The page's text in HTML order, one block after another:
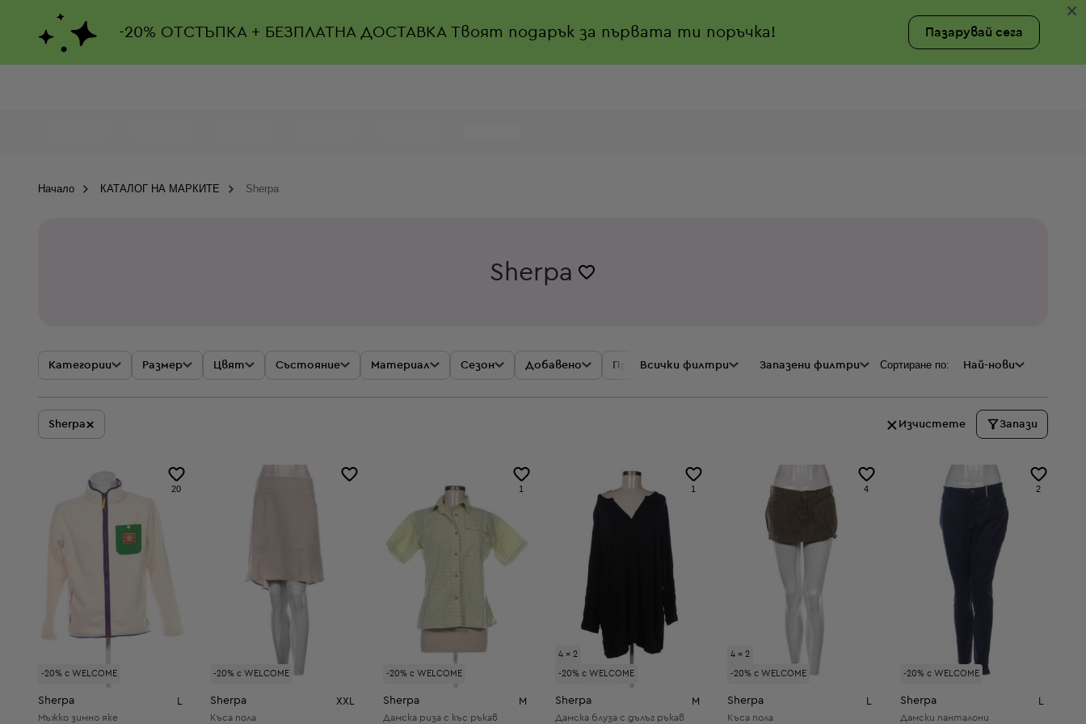
-20% ОТСТЪПКА + БЕЗПЛАТНА ДОСТАВКАТвоят подарък за първата ти поръчка! Пазарувай сега
×
Начало КАТАЛОГ НА МАРКИТЕ Sherpa
Sherpa
Категории Размер Цвят Състояние Материал Сезон Добавено Промоции Цена
Всички филтри Запазени филтри Сортиране по: Най-нови
Sherpa× Изчистете Запази
-20% с WELCOME
20
Sherpa
Мъжко зимно яке
-20% с WELCOME
Sherpa XXL
Къса пола
-20% с WELCOME
1
Sherpa M
Дамска риза с къс ръкав
4 = 2
-20% с WELCOME
1
Sherpa M
Дамска блуза с дълъг ръкав
4 = 2
-20% с WELCOME
4
Sherpa
Къса пола
-20% с WELCOME
2
Sherpa
Дамски панталони